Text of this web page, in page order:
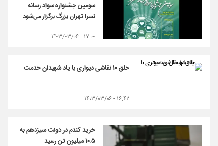
سومین جشنواره سواد رسانه
نسرا تهران بزرگ برگزار می‌شود
۱۷:۰۰ - ۱۴۰۳/۰۳/۰۶
خلق ۱۰ نقاشی دیواری با یاد شهیدان خدمت
۱۶:۴۲ - ۱۴۰۳/۰۳/۰۶
خرید گندم در دولت سیزدهم به
۱۰.۵ میلیون تن رسید